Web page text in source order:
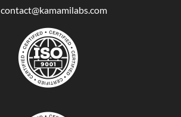
contact@kamamilabs.com